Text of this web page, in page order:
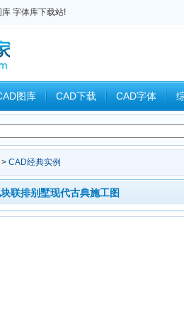
字体库下载站!
图库 CAD下载 CAD字体
CAXA教程 中望CAD Catia教
> CAD经典实例
联排别墅现代古典施工图